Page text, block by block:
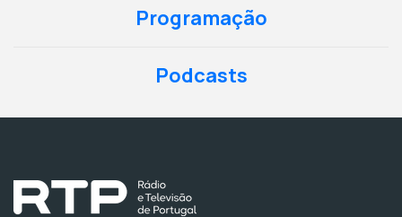
Programação
Podcasts